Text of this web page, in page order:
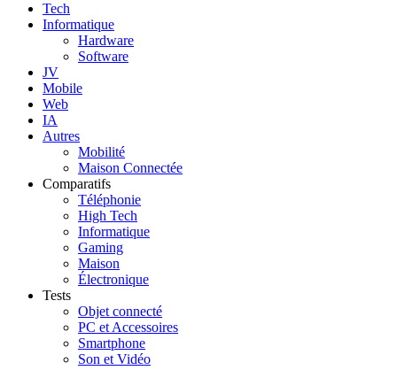
Tech
Informatique
Hardware
Software
JV
Mobile
Web
IA
Autres
Mobilité
Maison Connectée
Comparatifs
Téléphonie
High Tech
Informatique
Gaming
Maison
Électronique
Tests
Objet connecté
PC et Accessoires
Smartphone
Son et Vidéo